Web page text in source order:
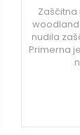
Zaščitna
nudila
Primerna